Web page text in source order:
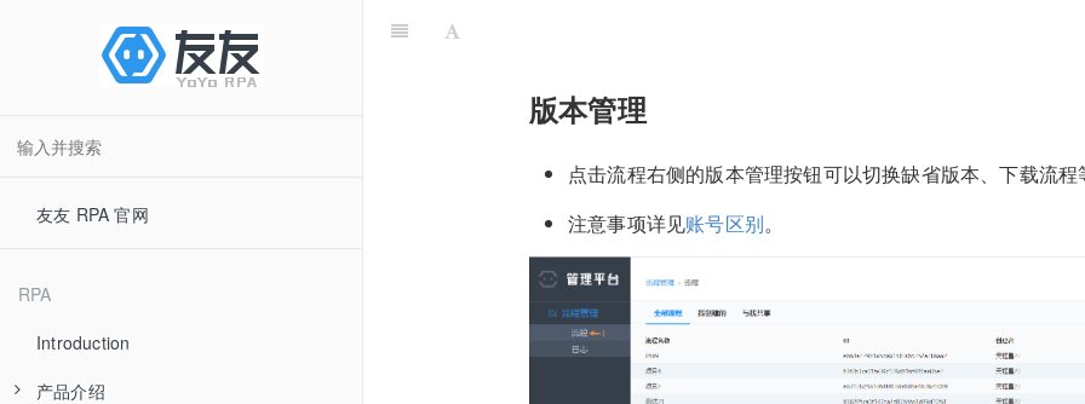
友友 RPA 官网
RPA
Introduction
产品介绍
版本管理
点击流程右侧的版本管理按钮可以切换缺省版本、下载流程
注意事项详见账号区别。